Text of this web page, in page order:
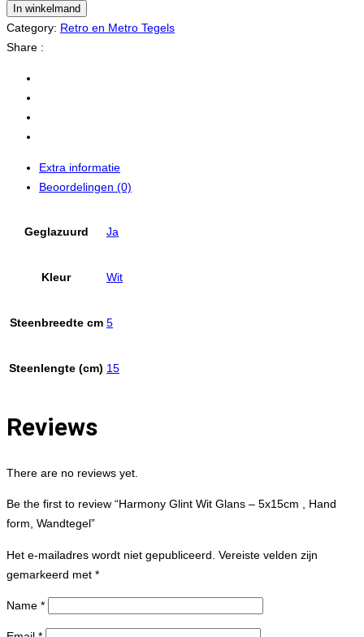
In winkelmand
Category: Retro en Metro Tegels
Share :
Extra informatie
Beoordelingen (0)
Geglazuurd Ja
Kleur Wit
Steenbreedte cm 5
Steenlengte (cm) 15
Reviews
There are no reviews yet.
Be the first to review “Harmony Glint Wit Glans – 5x15cm , Hand
form, Wandtegel”
Het e-mailadres wordt niet gepubliceerd. Vereiste velden zijn
gemarkeerd met *
Name *